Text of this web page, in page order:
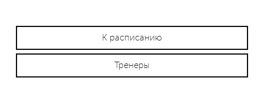
К расписанию
Тренеры